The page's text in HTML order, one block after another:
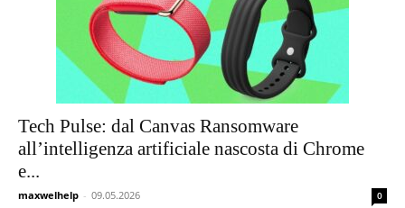
Tech Pulse: dal Canvas Ransomware
all’intelligenza artificiale nascosta di Chrome
e...
maxwelhelp - 09.05.2026 0